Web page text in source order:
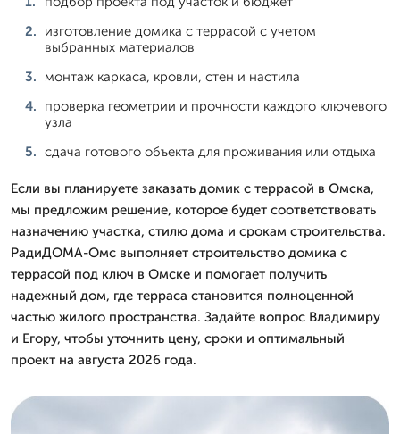
изготовление домика с террасой с учетом
выбранных материалов
монтаж каркаса, кровли, стен и настила
проверка геометрии и прочности каждого ключевого
узла
сдача готового объекта для проживания или отдыха
Если вы планируете заказать домик с террасой в Омска,
мы предложим решение, которое будет соответствовать
назначению участка, стилю дома и срокам строительства.
РадиДОМА-Омс выполняет строительство домика с
террасой под ключ в Омске и помогает получить
надежный дом, где терраса становится полноценной
частью жилого пространства. Задайте вопрос Владимиру
и Егору, чтобы уточнить цену, сроки и оптимальный
проект на августа 2026 года.